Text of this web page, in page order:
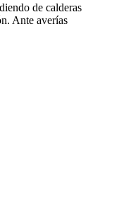
de calderas
Ante averías